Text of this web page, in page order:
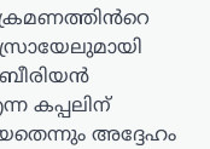
കപ്പലിന്
അദ്ദേഹം